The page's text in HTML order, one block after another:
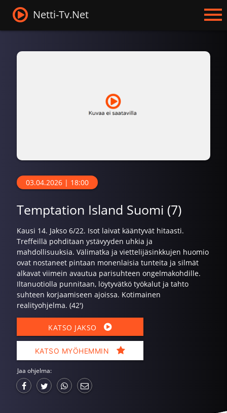
Netti-Tv.Net
03.04.2026 | 18:00
Temptation Island Suomi (7)
Kausi 14. Jakso 6/22. Isot laivat kääntyvät hitaasti.
Treffeillä pohditaan ystävyyden uhkia ja
mahdollisuuksia. Välimatka ja viettelijäsinkkujen huomio
ovat nostaneet pintaan monenlaisia tunteita ja silmät
alkavat viimein avautua parisuhteen ongelmakohdille.
Iltanuotiolla punnitaan, löytyvätkö työkalut ja tahto
suhteen korjaamiseen ajoissa. Kotimainen
realityohjelma. (42')
KATSO JAKSO
KATSO MYÖHEMMIN
Jaa ohjelma: